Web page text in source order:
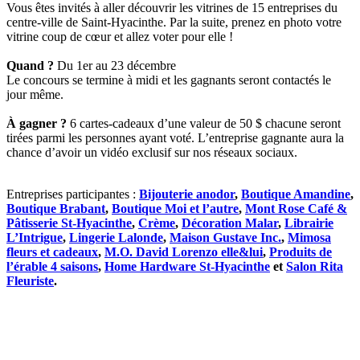
Vous êtes invités à aller découvrir les vitrines de 15 entreprises du
centre-ville de Saint-Hyacinthe. Par la suite, prenez en photo votre
vitrine coup de cœur et allez voter pour elle !
Quand ? Du 1er au 23 décembre
Le concours se termine à midi et les gagnants seront contactés le
jour même.
À gagner ? 6 cartes-cadeaux d’une valeur de 50 $ chacune seront
tirées parmi les personnes ayant voté. L’entreprise gagnante aura la
chance d’avoir un vidéo exclusif sur nos réseaux sociaux.
Entreprises participantes : Bijouterie anodor, Boutique Amandine,
Boutique Brabant, Boutique Moi et l’autre, Mont Rose Café &
Pâtisserie St-Hyacinthe, Crème, Décoration Malar, Librairie
L’Intrigue, Lingerie Lalonde, Maison Gustave Inc., Mimosa
fleurs et cadeaux, M.O. David Lorenzo elle&lui, Produits de
l’érable 4 saisons, Home Hardware St-Hyacinthe et Salon Rita
Fleuriste.